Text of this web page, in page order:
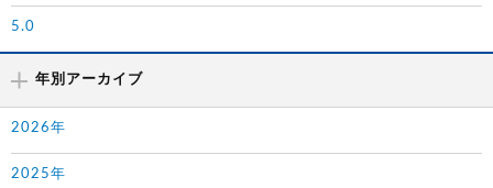
5.0
年別アーカイブ
2026年
2025年